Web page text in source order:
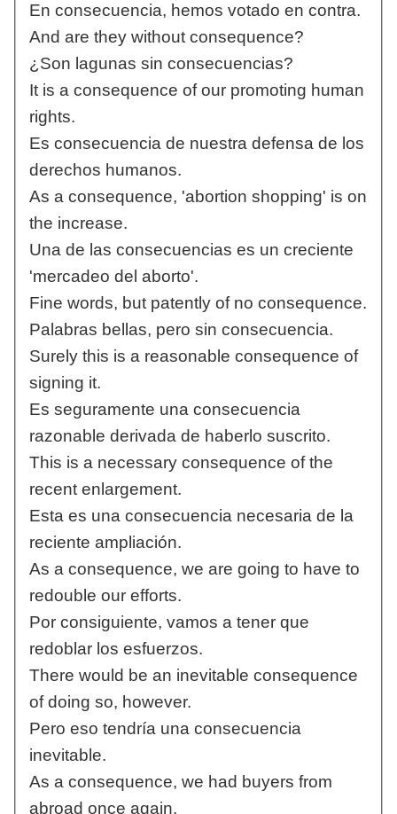
En consecuencia, hemos votado en contra.
And are they without consequence?
¿Son lagunas sin consecuencias?
It is a consequence of our promoting human
rights.
Es consecuencia de nuestra defensa de los
derechos humanos.
As a consequence, 'abortion shopping' is on
the increase.
Una de las consecuencias es un creciente
'mercadeo del aborto'.
Fine words, but patently of no consequence.
Palabras bellas, pero sin consecuencia.
Surely this is a reasonable consequence of
signing it.
Es seguramente una consecuencia
razonable derivada de haberlo suscrito.
This is a necessary consequence of the
recent enlargement.
Esta es una consecuencia necesaria de la
reciente ampliación.
As a consequence, we are going to have to
redouble our efforts.
Por consiguiente, vamos a tener que
redoblar los esfuerzos.
There would be an inevitable consequence
of doing so, however.
Pero eso tendría una consecuencia
inevitable.
As a consequence, we had buyers from
abroad once again.